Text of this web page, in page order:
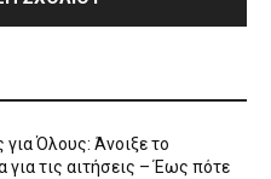
για Όλους: Άνοιξε το
για τις αιτήσεις – Έως πότε